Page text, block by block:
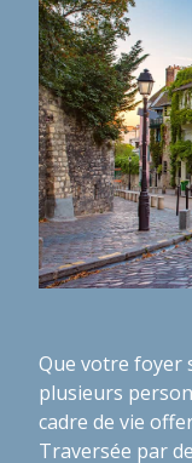
Que votre foyer
plusieurs
cadre de vie
Traversée par